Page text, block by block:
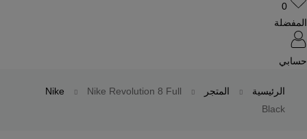
0
المفضلة
حسابي
الرئيسية المتجر Nike
Nike Revolution 8 Full
Black